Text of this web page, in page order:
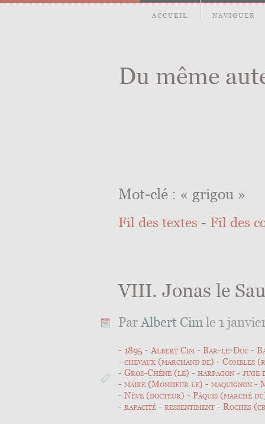
ACCUEIL NAVIGUER
Du même
Mot-clé : « grigou »
Fil des textes - Fil des
VIII. Jonas le
ParAlbert Cimle 1
1895 Albert Cim Bar-le-Duc
chevaux (marchand de)
Combles
Gros-Chêne (le)
harpagon
juge
maire (Monsieur le)
maquignon
Nève (docteur)
Pâquis (marché
rapacité
ressentiment Roches